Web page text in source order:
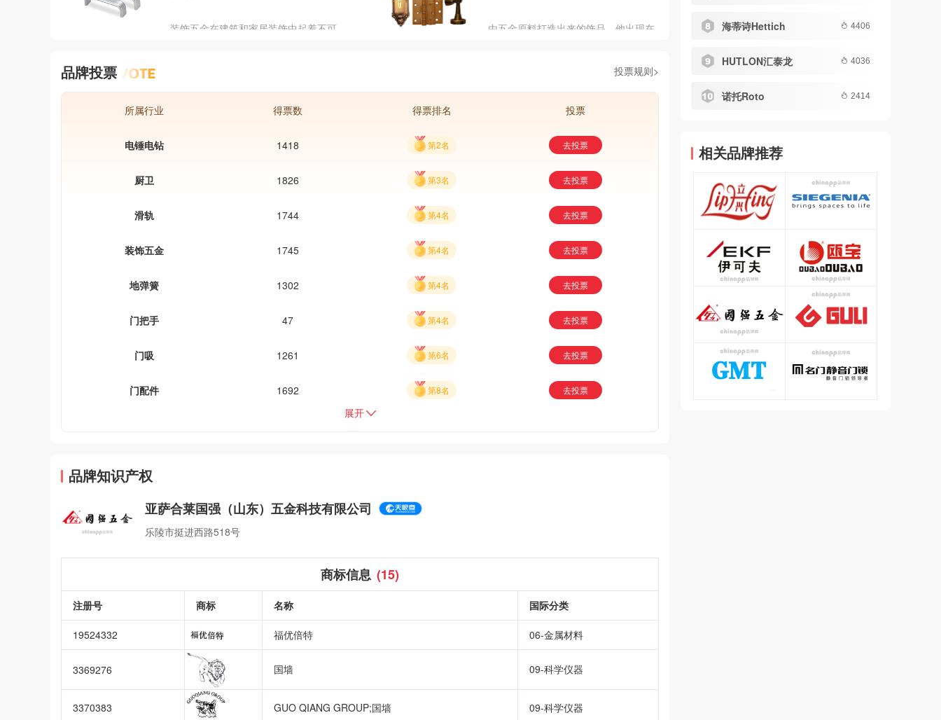
看看装饰五金的十大品牌的排行榜吧!
​装饰五金在建筑和家居装饰中起着不可
由五金原料打造出来的饰品，他出现在
品牌投票 投票规则>
所属行业 得票数 得票排名 投票
电锤电钻 1418 第2名 去投票
厨卫 1826 第3名 去投票
滑轨 1744 第4名 去投票
装饰五金 1745 第4名 去投票
地弹簧 1302 第4名 去投票
门把手 47 第4名 去投票
门吸 1261 第6名 去投票
门配件 1692 第8名 去投票
展开
品牌知识产权
亚萨合莱国强（山东）五金科技有限公司
乐陵市挺进西路518号
商标信息 (15)
注册号 商标 名称 国际分类
19524332 福优倍特 06-金属材料
3369276 国墙 09-科学仪器
3370383 GUO QIANG GROUP;国墙 09-科学仪器
海蒂诗Hettich 4406
HUTLON汇泰龙 4036
诺托Roto 2414
相关品牌推荐